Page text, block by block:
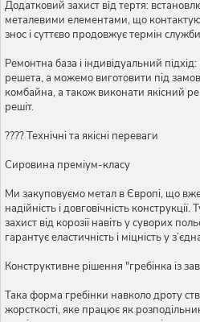
Додатковий захист від тертя:
металевими елементами, що
знос і суттєво продовжує термін
Ремонтна база і індивідуальний
решета, а можемо виготовити під
комбайна, а також виконати якісний
решіт.
???? Технічні та якісні переваги
Сировина преміум-класу
Ми закуповуємо метал в Європі, що
надійність і довговічність
захист від корозії навіть у суворих
гарантує еластичність і міцність у
Конструктивне рішення "гребінка із
Така форма гребінки навколо дроту
жорсткості, яке працює як